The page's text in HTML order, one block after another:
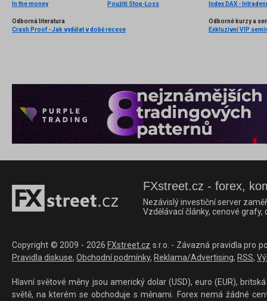
In the money
Použití Stop-Loss
Index DAX -
Odborná literatura
Crash Proof - Jak vydělat v době recese
Odborné kurzy a
Exkluzivní VIP
FXstreet.cz - forex,
Nezávislý investiční server
Vzdělávací články, cenové
Copyright © 2009 - 2026 FXstreet.cz s.r.o. - Závazná pravidla pro
Pravidla diskuse, Obchodní podmínky, Reklama/Advertising, RSS,
Hlavní světové měny jsou americký dolar (USD), euro (EUR),
světě, na kterém se obchoduje s měnami. Forex nemá žádné